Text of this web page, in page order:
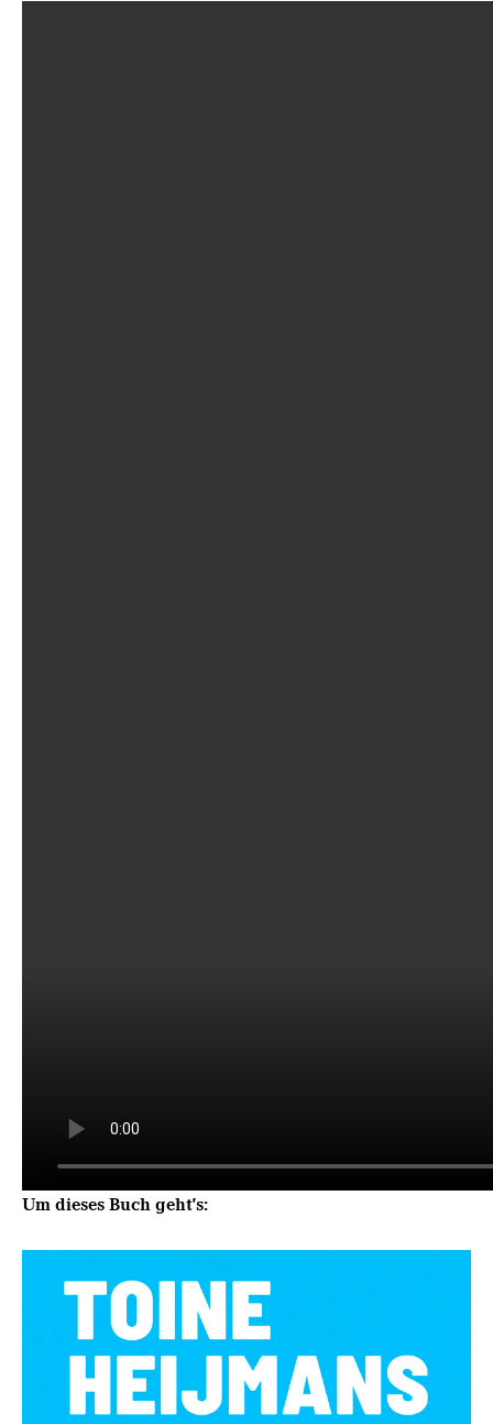
Um dieses Buch geht’s: